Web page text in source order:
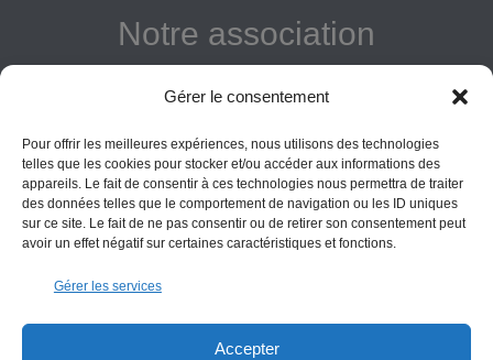
Gérer le consentement
Pour offrir les meilleures expériences, nous utilisons des technologies
telles que les cookies pour stocker et/ou accéder aux informations des
appareils. Le fait de consentir à ces technologies nous permettra de traiter
des données telles que le comportement de navigation ou les ID uniques
sur ce site. Le fait de ne pas consentir ou de retirer son consentement peut
avoir un effet négatif sur certaines caractéristiques et fonctions.
Gérer les services
Accepter
Notre association
Donner
Vos obligations
informations données sur ce site le sont à titre indicatif et la
ne saurait être engagée. Il appartient au visiteur de suivre